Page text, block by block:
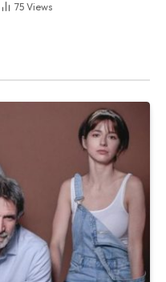
75 Views